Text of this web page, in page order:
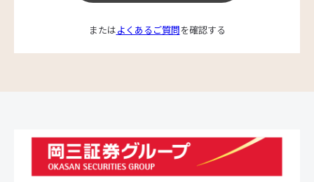
またはよくあるご質問を確認する